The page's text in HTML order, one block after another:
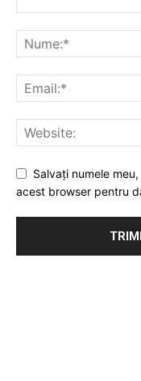
Salvați numele
acest browser pentru